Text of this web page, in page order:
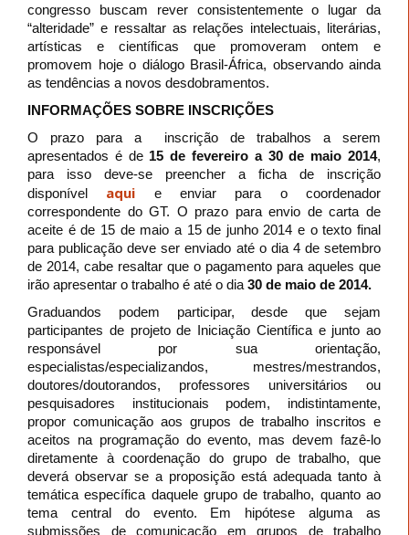
congresso buscam rever consistentemente o lugar da
“alteridade” e ressaltar as relações intelectuais, literárias,
artísticas e científicas que promoveram ontem e
promovem hoje o diálogo Brasil-África, observando ainda
as tendências a novos desdobramentos.
INFORMAÇÕES SOBRE INSCRIÇÕES
O prazo para a inscrição de trabalhos a serem
apresentados é de 15 de fevereiro a 30 de maio 2014,
para isso deve-se preencher a ficha de inscrição
disponível aqui e enviar para o coordenador
correspondente do GT. O prazo paraenvio de carta de
aceite é de 15 de maio a 15 de junho 2014 e o texto final
para publicação deve ser enviado até o dia 4 de setembro
de 2014, cabe resaltar que o pagamento para aqueles que
irão apresentar o trabalho é até o dia 30 de maio de 2014.
Graduandos podem participar, desde que sejam
participantes de projeto de Iniciação Científica e junto ao
responsável por sua orientação,
especialistas/especializandos, mestres/mestrandos,
doutores/doutorandos, professores universitários ou
pesquisadores institucionais podem, indistintamente,
propor comunicação aos grupos de trabalho inscritos e
aceitos na programação do evento, mas devem fazê-lo
diretamente à coordenação do grupo de trabalho, que
deverá observar se a proposição está adequada tanto à
temática específica daquele grupo de trabalho, quanto ao
tema central do evento. Em hipótese alguma as
submissões de comunicação em grupos de trabalho